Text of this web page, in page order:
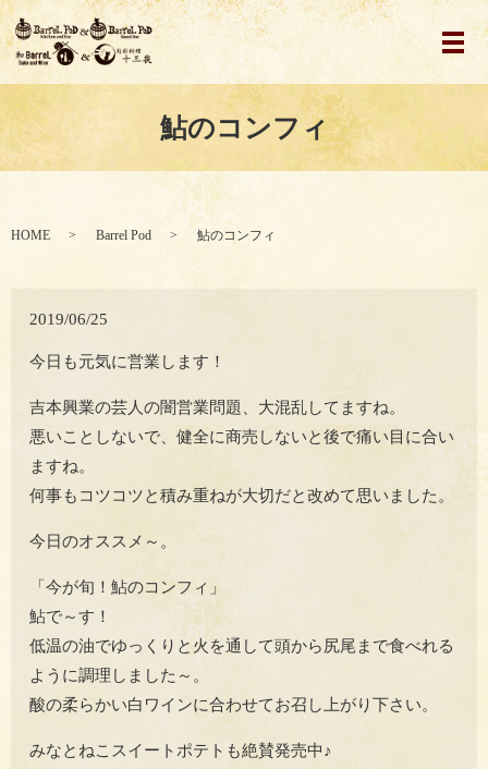
メ
鮎のコンフィ
HOME Barrel Pod 鮎のコンフィ
2019/06/25
今日も元気に営業します！
吉本興業の芸人の闇営業問題、大混乱してますね。
悪いことしないで、健全に商売しないと後で痛い目に合い
ますね。
何事もコツコツと積み重ねが大切だと改めて思いました。
今日のオススメ～。
「今が旬！鮎のコンフィ」
鮎で～す！
低温の油でゆっくりと火を通して頭から尻尾まで食べれる
ように調理しました～。
酸の柔らかい白ワインに合わせてお召し上がり下さい。
みなとねこスイートポテトも絶賛発売中♪